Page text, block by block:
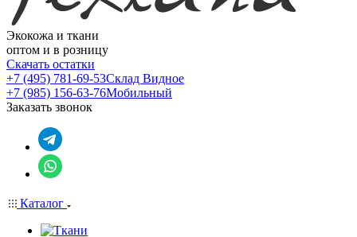
Экокожа и ткани
оптом и в розницу
Скачать остатки
+7 (495) 781-69-53Склад Видное
+7 (985) 156-63-76Мобильный
Заказать звонок
Каталог